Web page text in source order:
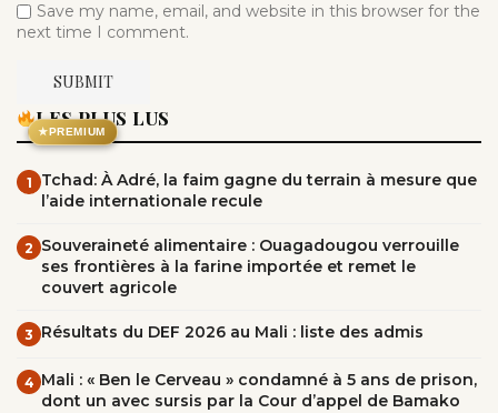
Save my name, email, and website in this browser for the
next time I comment.
★PREMIUM
LES PLUS LUS
1
Tchad: À Adré, la faim gagne du terrain à mesure que
l’aide internationale recule
2 Souveraineté alimentaire : Ouagadougou verrouille
ses frontières à la farine importée et remet le
couvert agricole
3 Résultats du DEF 2026 au Mali : liste des admis
4 Mali : « Ben le Cerveau » condamné à 5 ans de prison,
dont un avec sursis par la Cour d’appel de Bamako